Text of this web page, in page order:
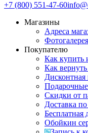
+7 (800) 551-47-60
Магазины
Адреса
Фотогалерея
Покупателю
Как купить
Как
Дисконтная
Скидки от
Доставка
Бесплатная
Обойкин